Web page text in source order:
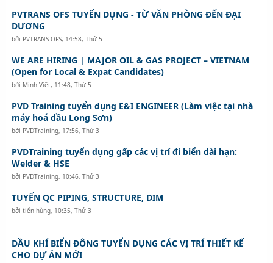
PVTRANS OFS TUYỂN DỤNG - TỪ VĂN PHÒNG ĐẾN ĐẠI
DƯƠNG
bởi PVTRANS OFS, 14:58, Thứ 5
WE ARE HIRING | MAJOR OIL & GAS PROJECT – VIETNAM
(Open for Local & Expat Candidates)
bởi Minh Việt, 11:48, Thứ 5
PVD Training tuyển dụng E&I ENGINEER (Làm việc tại nhà
máy hoá dầu Long Sơn)
bởi PVDTraining, 17:56, Thứ 3
PVDTraining tuyển dụng gấp các vị trí đi biển dài hạn:
Welder & HSE
bởi PVDTraining, 10:46, Thứ 3
TUYỂN QC PIPING, STRUCTURE, DIM
bởi tiến hùng, 10:35, Thứ 3
DẦU KHÍ BIỂN ĐÔNG TUYỂN DỤNG CÁC VỊ TRÍ THIẾT KẾ
CHO DỰ ÁN MỚI